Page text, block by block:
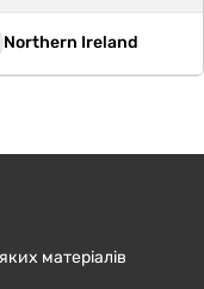
Northern Ireland
матеріалів